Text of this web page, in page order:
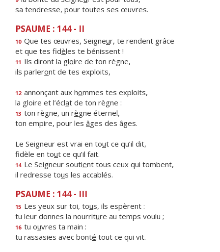
sa tendresse, pour toutes ses œuvres.
PSAUME : 144 - II
10 Que tes œuvres, Seigneur, te rendent grâce
et que tes fidèles te bénissent !
11 Ils diront la gloire de ton règne,
ils parleront de tes exploits,
12 annonçant aux hommes tes exploits,
la gloire et l’éclat de ton règne :
13 ton règne, un règne éternel,
ton empire, pour les âges des âges.
Le Seigneur est vrai en tout ce qu’il dit,
fidèle en tout ce qu’il fait.
14 Le Seigneur soutient tous ceux qui tombent,
il redresse tous les accablés.
PSAUME : 144 - III
15 Les yeux sur toi, tous, ils espèrent :
tu leur donnes la nourriture au temps voulu ;
16 tu ouvres ta main :
tu rassasies avec bonté tout ce qui vit.